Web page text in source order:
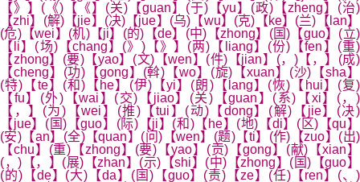
【》】(《)【《】(关)【guan】(于)【yu】(政)【zheng】(治)
【zhi】(解)【jie】(决)【jue】(乌)【wu】(克)【ke】(兰)【lan】
(危)【wei】(机)【ji】(的)【de】(中)【zhong】(国)【guo】(立)
【li】(场)【chang】(》)【》】(两)【liang】(份)【fen】(重)
【zhong】(要)【yao】(文)【wen】(件)【jian】(，)【，】(成)
【cheng】(功)【gong】(斡)【wo】(旋)【xuan】(沙)【sha】
(特)【te】(和)【he】(伊)【yi】(朗)【lang】(恢)【hui】(复)
【fu】(外)【wai】(交)【jiao】(关)【guan】(系)【xi】(，)
【，】(为)【wei】(推)【tui】(动)【dong】(解)【jie】(决)
【jue】(国)【guo】(际)【ji】(和)【he】(地)【di】(区)【qu】
(安)【an】(全)【quan】(问)【wen】(题)【ti】(作)【zuo】(出)
【chu】(重)【zhong】(要)【yao】(贡)【gong】(献)【xian】
(，)【，】(展)【zhan】(示)【shi】(中)【zhong】(国)【guo】
(的)【de】(大)【da】(国)【guo】(责)【ze】(任)【ren】(、)